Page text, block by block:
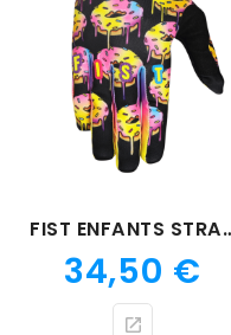
FIST
Prix
34,50 €